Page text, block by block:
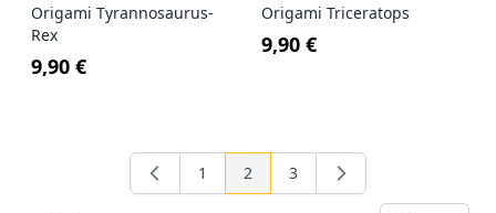
Origami Tyrannosaurus-
Rex
9,90 €
Origami Triceratops
9,90 €
Seite
1 Sie lesen gerade Seite
2 Seite
3